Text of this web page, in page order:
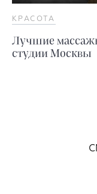
КРАСОТА
Лучшие
студии Москвы